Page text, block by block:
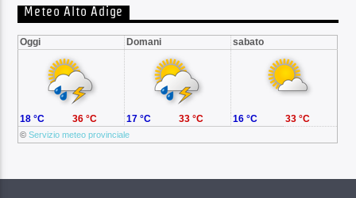
Meteo Alto Adige
Oggi Domani sabato
©Servizio meteo provinciale
18 °C 36 °C 17 °C 33 °C 16 °C 33 °C